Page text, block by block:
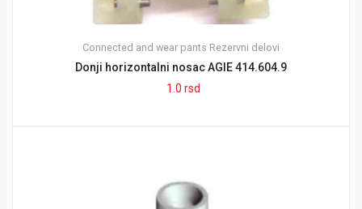
Connected and wear pants Rezervni delovi
Donji horizontalni nosac AGIE 414.604.9
1.0 rsd